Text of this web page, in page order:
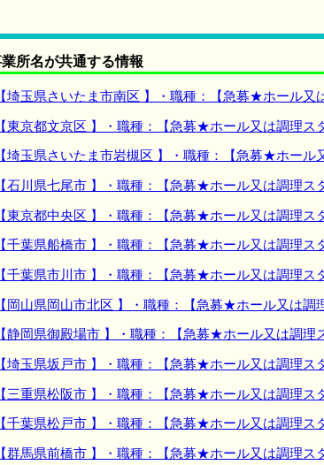
所名が共通する情報
玉県さいたま市南区 】・職種：【急募★ホール又
京都文京区 】・職種：【急募★ホール又は調理ス
玉県さいたま市岩槻区 】・職種：【急募★ホール
川県七尾市 】・職種：【急募★ホール又は調理ス
京都中央区 】・職種：【急募★ホール又は調理ス
葉県船橋市 】・職種：【急募★ホール又は調理ス
葉県市川市 】・職種：【急募★ホール又は調理ス
山県岡山市北区 】・職種：【急募★ホール又は調
岡県御殿場市 】・職種：【急募★ホール又は調理
玉県坂戸市 】・職種：【急募★ホール又は調理ス
重県松阪市 】・職種：【急募★ホール又は調理ス
葉県松戸市 】・職種：【急募★ホール又は調理ス
馬県前橋市 】・職種：【急募★ホール又は調理ス